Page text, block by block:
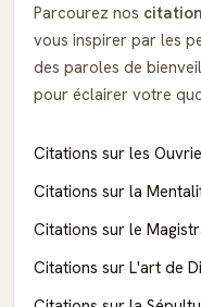
Parcourez nos
vous inspirer par les
des paroles de
pour éclairer votre
Citations sur les
Citations sur la
Citations sur le
Citations sur L'art de